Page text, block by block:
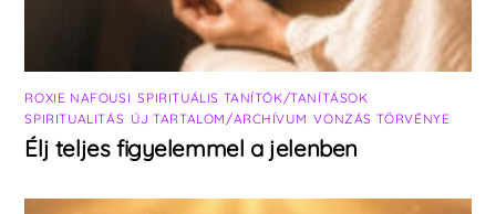
ROXIE NAFOUSI ,SPIRITUÁLIS TANÍTÓK/TANÍTÁSOK
SPIRITUALITÁS ÚJ TARTALOM/ARCHÍVUM ,VONZÁS TÖRVÉNYE
Élj teljes figyelemmel a jelenben